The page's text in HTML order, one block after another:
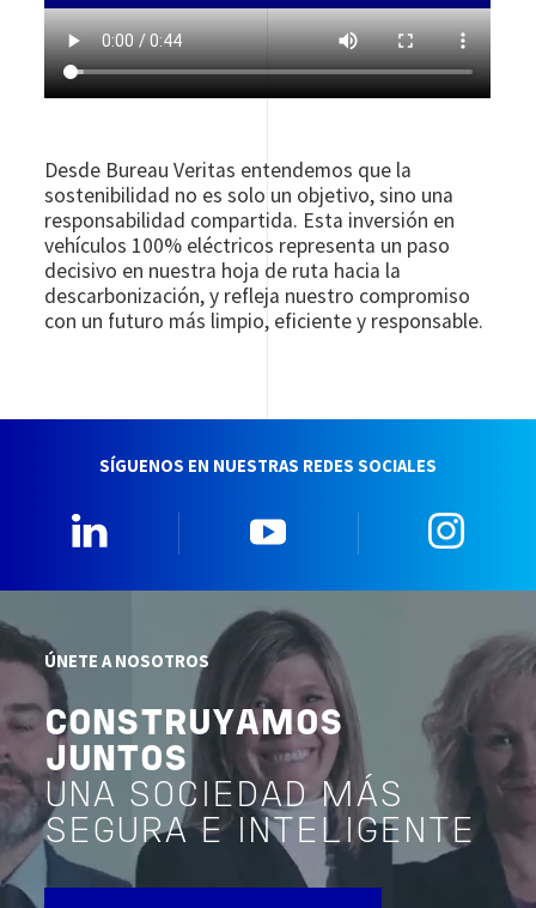
Desde Bureau Veritas entendemos que la
sostenibilidad no es solo un objetivo, sino una
responsabilidad compartida. Esta inversión en
vehículos 100% eléctricos representa un paso
decisivo en nuestra hoja de ruta hacia la
descarbonización, y refleja nuestro compromiso
con un futuro más limpio, eficiente y responsable.
SÍGUENOS EN NUESTRAS REDES SOCIALES
ÚNETE A NOSOTROS
CONSTRUYAMOS
JUNTOS
UNA SOCIEDAD MÁS
SEGURA E INTELIGENTE